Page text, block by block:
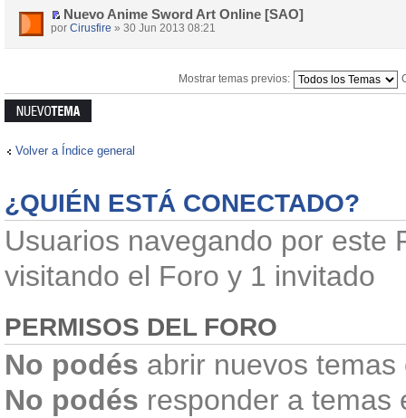
Nuevo Anime Sword Art Online [SAO]
por Cirusfire » 30 Jun 2013 08:21
Mostrar temas previos:
Publicar un
nuevo tema
Volver a Índice general
¿QUIÉN ESTÁ CONECTADO?
Usuarios navegando por este
visitando el Foro y 1 invitado
PERMISOS DEL FORO
No podés abrir nuevos
No podés responder a temas